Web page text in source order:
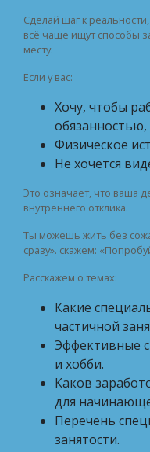
Сделай шаг к
всё чаще ищут способы
месту.
Если у вас:
Хочу, чтобы
Физическое
Не хочется
Это означает, что ваша
внутреннего отклика.
Ты можешь жить без
сразу». скажем:
Расскажем о темах:
Какие
частичной
Эффективные
и хобби.
Каков
для
Перечень
занятости.